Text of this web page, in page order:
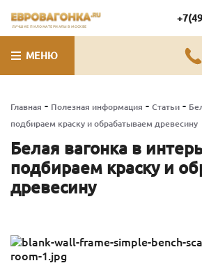
ЛУЧШИЕ ПИЛОМАТЕРИАЛЫ В МОСКВЕ
МЕНЮ
Главная - Полезная информация - Статьи -
подбираем краску и обрабатываем древесину
Белая вагонка в
подбираем краску и
древесину